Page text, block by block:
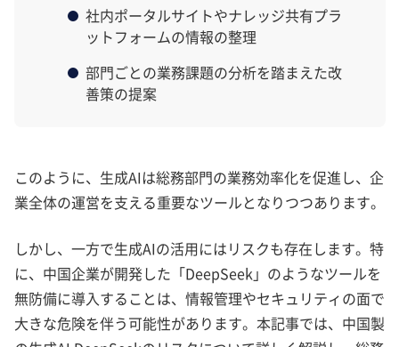
社内ポータルサイトやナレッジ共有プラ
ットフォームの情報の整理
部門ごとの業務課題の分析を踏まえた改
善策の提案
このように、生成AIは総務部門の業務効率化を促進し、企
業全体の運営を支える重要なツールとなりつつあります。
しかし、一方で生成AIの活用にはリスクも存在します。特
に、中国企業が開発した「DeepSeek」のようなツールを
無防備に導入することは、情報管理やセキュリティの面で
大きな危険を伴う可能性があります。本記事では、中国製